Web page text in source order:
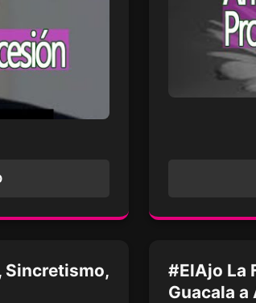
#ElAjo La
Guacala a